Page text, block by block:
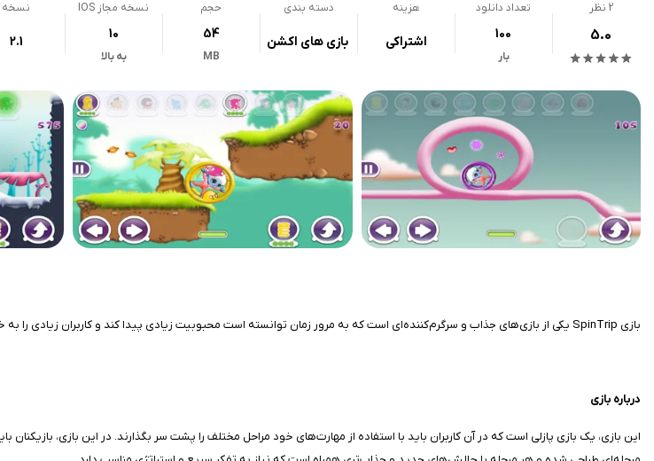
2 نظر
5.0
تعداد دانلود
100
بار
هزینه
اشتراکی
دسته بندی
بازی های اکشن
حجم
54
MB
نسخه مجاز IOS
10
به بالا
نسخه
2.1
بازی SpinTrip یکی از بازی‌های جذاب و سرگرم‌کننده‌ای است که به مرور زمان توانسته است محبوبیت زیادی پیدا کند و کاربران زیادی را به خود جلب کند. طراحی گرافیکی زیبا، گیم‌پلی ساده و چالش‌برانگیز، از جمله ویژگی‌های بارز این بازی به شمار می‌آید.
درباره بازی
این بازی، یک بازی پازلی است که در آن کاربران باید با استفاده از مهارت‌های خود مراحل مختلف را پشت سر بگذارند. در این بازی،